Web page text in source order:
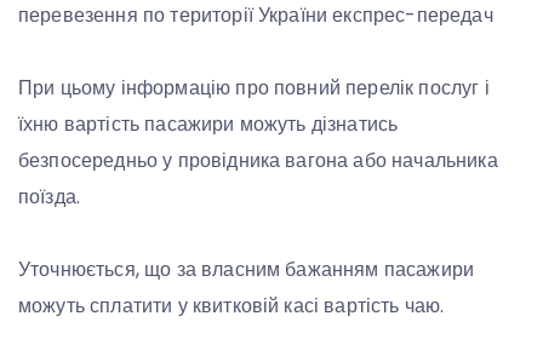
перевезення по території України експрес-передач
При цьому інформацію про повний перелік послуг і
їхню вартість пасажири можуть дізнатись
безпосередньо у провідника вагона або начальника
поїзда.
Уточнюється, що за власним бажанням пасажири
можуть сплатити у квитковій касі вартість чаю.